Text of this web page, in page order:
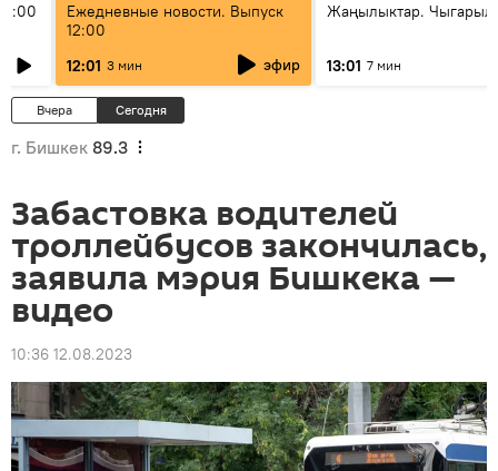
Ежедневные новости. Выпуск
12:00
12:01 3 мин эфир
Жаңылыктар.
13:01 7 мин
Вчера Сегодня
г. Бишкек 89.3
Забастовка водителей
троллейбусов закончилась,
заявила мэрия Бишкека —
видео
10:36 12.08.2023